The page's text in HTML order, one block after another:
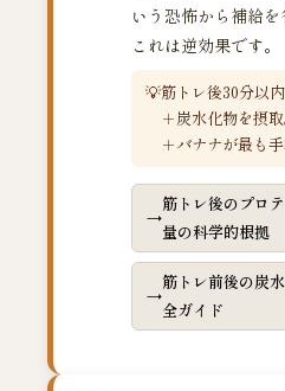
いう恐怖から補給を
これは逆効果です。
筋トレ後30分以
＋炭水化物を摂
＋バナナが最も手
筋トレ後のプロ
量の科学的根拠
筋トレ前後の炭
全ガイド